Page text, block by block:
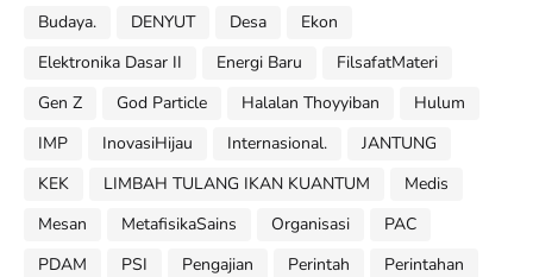
Budaya.
DENYUT Desa
Ekon
Elektronika Dasar II
Energi Baru
FilsafatMateri
Gen Z
God Particle Halalan Thoyyiban
Hulum
IMP
InovasiHijau Internasional.
JANTUNG
KEK
LIMBAH TULANG IKAN KUANTUM
Medis
Mesan
MetafisikaSains Organisasi
PAC
PDAM
PSI Pengajian Perintah
Perintahan